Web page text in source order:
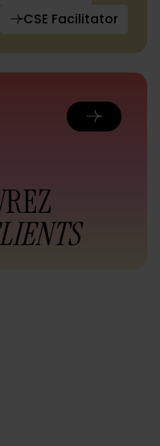
CSE Facilitator